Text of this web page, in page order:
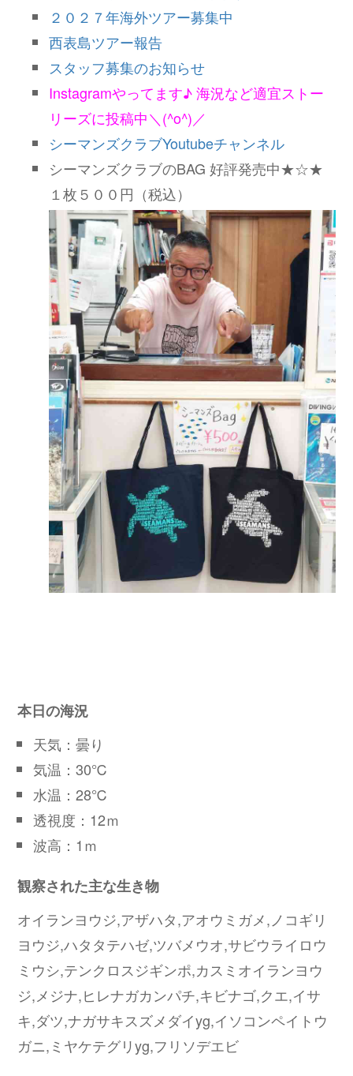
２０２７年海外ツアー募集中
西表島ツアー報告
スタッフ募集のお知らせ
Instagramやってます♪ 海況など適宜ストー
リーズに投稿中＼(^o^)／
シーマンズクラブYoutubeチャンネル
シーマンズクラブのBAG 好評発売中★☆★
１枚５００円（税込）
本日の海況
天気：曇り
気温：30℃
水温：28℃
透視度：12ｍ
波高：1ｍ
観察された主な生き物
オイランヨウジ,アザハタ,アオウミガメ,ノコギリ
ヨウジ,ハタタテハゼ,ツバメウオ,サビウライロウ
ミウシ,テンクロスジギンポ,カスミオイランヨウ
ジ,メジナ,ヒレナガカンパチ,キビナゴ,クエ,イサ
キ,ダツ,ナガサキスズメダイyg,イソコンペイトウ
ガニ,ミヤケテグリyg,フリソデエビ